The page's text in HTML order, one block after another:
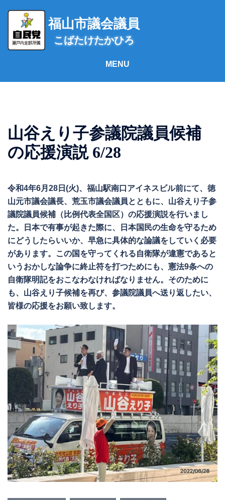
ス
福山市議会議員
こばたけたかひろ
山谷えり子参議院議員候補
の応援演説 6/28
令和4年6月28日(火)、福山駅南口アイネスビル前にて、徳
山元市議会議長、荒玉市議会議員とともに、山谷えり子参
議院議員候補（比例代表全国区）の応援演説を行いまし
た。日本で有事が起きた際に、日本国民の生命を守るため
にどうしたらいいか、早急に具体的な論議をしていく必要
があります。この国を守ってくれる自衛隊が違憲であると
いうおかしな論争に終止符を打つためにも、憲法9条への
自衛隊明記をおこなわなければなりません。そのために
も、山谷えり子候補を再び、参議院議員へ送り返したい、
皆様の応援をお願い致します。